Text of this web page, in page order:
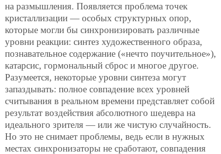
на размышления. Появляется проблема точек
кристаллизации — особых структурных опор,
которые могли бы синхронизировать различные
уровни реакции: синтез художественного образа,
познавательное содержание («нечто поучительное»),
катарсис, гормональный сброс и многое другое.
Разумеется, некоторые уровни синтеза могут
запаздывать: полное совпадение всех уровней
считывания в реальном времени представляет собой
результат воздействия абсолютного шедевра на
идеального зрителя — или же чистую случайность.
Но это не снимает проблемы, ведь если в нужных
местах синхронизаторы не сработают, совпадения